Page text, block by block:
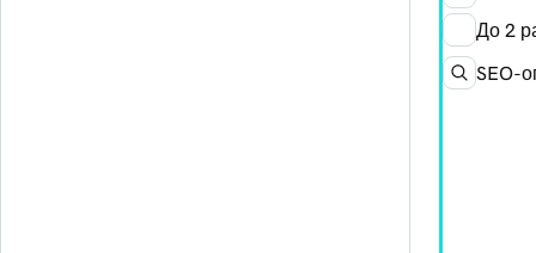
До 2
SEO-